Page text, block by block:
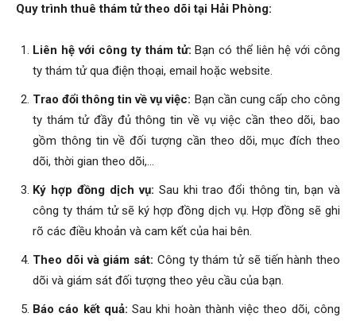
thám
phòng,
Quy trình thuê thám tử theo dõi tại Hải Phòng:
Liên hệ với công ty thám tử: Bạn có thể liên hệ với công
ty thám tử qua điện thoại, email hoặc website.
Trao đổi thông tin về vụ việc: Bạn cần cung cấp cho công
ty thám tử đầy đủ thông tin về vụ việc cần theo dõi, bao
gồm thông tin về đối tượng cần theo dõi, mục đích theo
dõi, thời gian theo dõi,…
Ký hợp đồng dịch vụ: Sau khi trao đổi thông tin, bạn và
công ty thám tử sẽ ký hợp đồng dịch vụ. Hợp đồng sẽ ghi
rõ các điều khoản và cam kết của hai bên.
Theo dõi và giám sát: Công ty thám tử sẽ tiến hành theo
dõi và giám sát đối tượng theo yêu cầu của bạn.
Báo cáo kết quả: Sau khi hoàn thành việc theo dõi, công